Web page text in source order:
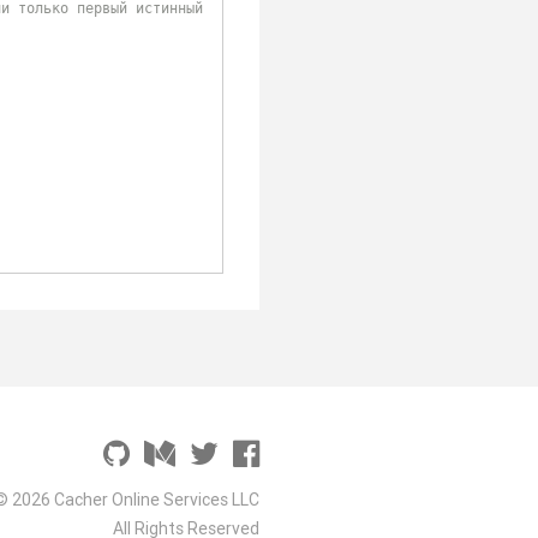
первый истинный
2026 Cacher Online Services LLC
All Rights Reserved